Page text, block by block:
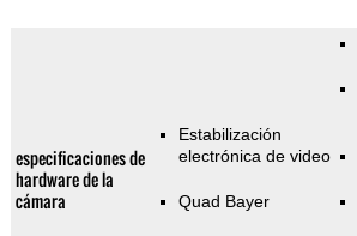
especificaciones de
hardware de la
cámara
Estabilización
electrónica de video
Quad Bayer